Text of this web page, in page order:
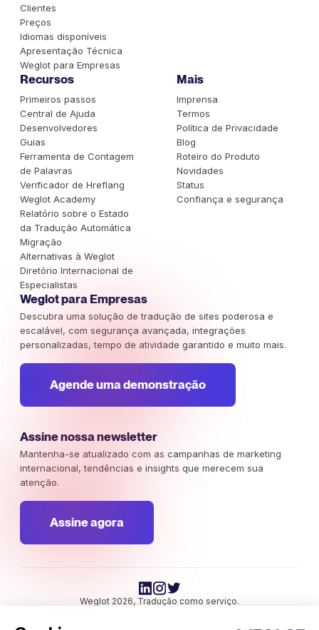
Clientes
Preços
Idiomas disponíveis
Apresentação Técnica
Weglot para Empresas
Recursos
Primeiros passos
Central de Ajuda
Desenvolvedores
Guias
Ferramenta de Contagem
de Palavras
Verificador de Hreflang
Weglot Academy
Relatório sobre o Estado
da Tradução Automática
Migração
Alternativas à Weglot
Diretório Internacional de
Especialistas
Mais
Imprensa
Termos
Política de Privacidade
Blog
Roteiro do Produto
Novidades
Status
Confiança e segurança
Weglot para Empresas
Descubra uma solução de tradução de sites poderosa e
escalável, com segurança avançada, integrações
personalizadas, tempo de atividade garantido e muito mais.
Agende uma demonstração
Assine nossa newsletter
Mantenha-se atualizado com as campanhas de marketing
internacional, tendências e insights que merecem sua
atenção.
Assine agora
Weglot 2026, Tradução como serviço.